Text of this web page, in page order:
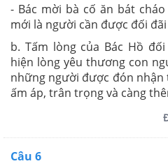
- Bác mời bà cố ăn bát
mới là người cần được đối
b. Tấm lòng của Bác Hồ
hiện lòng yêu thương con
những người được đón
ấm áp, trân trọng và càng
Câu 6